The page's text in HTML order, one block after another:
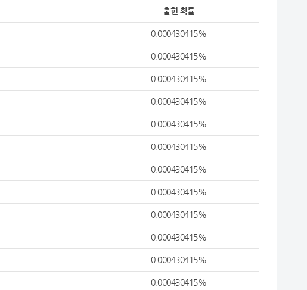
출현 확률
0.000430415%
0.000430415%
0.000430415%
0.000430415%
0.000430415%
0.000430415%
0.000430415%
0.000430415%
0.000430415%
0.000430415%
0.000430415%
0.000430415%